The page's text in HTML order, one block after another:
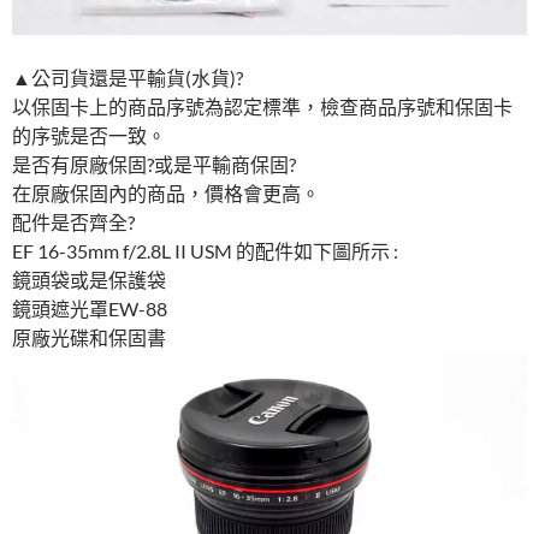
▲公司貨還是平輸貨(水貨)?
以保固卡上的商品序號為認定標準，檢查商品序號和保固卡
的序號是否一致。
是否有原廠保固?或是平輸商保固?
在原廠保固內的商品，價格會更高。
配件是否齊全?
EF 16-35mm f/2.8L II USM 的配件如下圖所示 :
鏡頭袋或是保護袋
鏡頭遮光罩EW-88
原廠光碟和保固書